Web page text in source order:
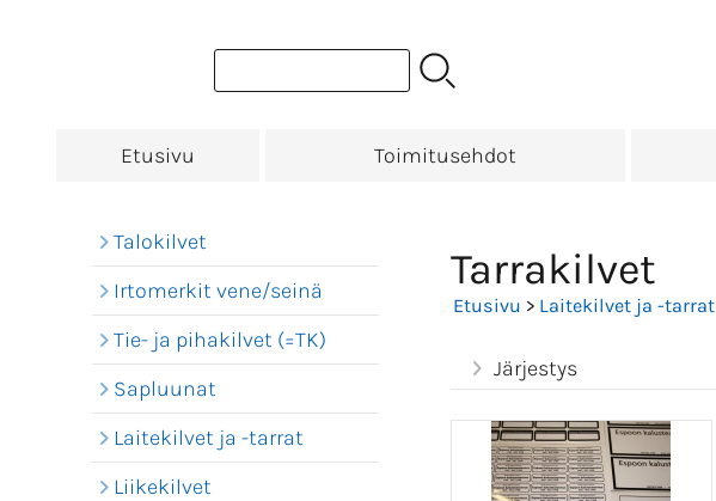
Etusivu Toimitusehdot
Talokilvet
Irtomerkit vene/seinä
Tie- ja pihakilvet (=TK)
Sapluunat
Laitekilvet ja -tarrat
Liikekilvet
Tarrakilvet
Etusivu > Laitekilvet ja -tarrat
Järjestys